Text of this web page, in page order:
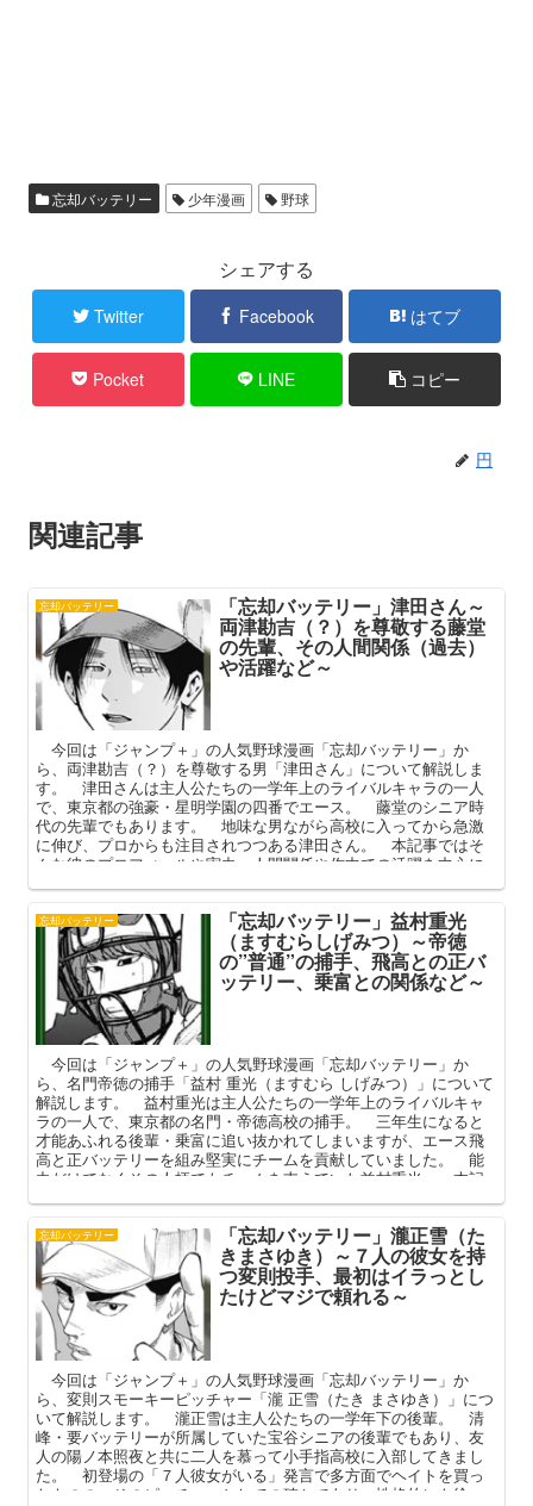
忘却バッテリー 少年漫画 野球
シェアする
Twitter Facebook はてブ
Pocket LINE コピー
円
関連記事
忘却バッテリー 「忘却バッテリー」津田さん～
両津勘吉（？）を尊敬する藤堂
の先輩、その人間関係（過去）
や活躍など～
今回は「ジャンプ＋」の人気野球漫画「忘却バッテリー」か
ら、両津勘吉（？）を尊敬する男「津田さん」について解説しま
す。 津田さんは主人公たちの一学年上のライバルキャラの一人
で、東京都の強豪・星明学園の四番でエース。 藤堂のシニア時
代の先輩でもあります。 地味な男ながら高校に入ってから急激
に伸び、プロからも注目されつつある津田さん。 本記事ではそ
んな彼のプロフィールや実力、人間関係や作中での活躍を中心に
忘却バッテリー 「忘却バッテリー」益村重光
（ますむらしげみつ）～帝徳
の”普通”の捕手、飛高との正バ
ッテリー、乗富との関係など～
今回は「ジャンプ＋」の人気野球漫画「忘却バッテリー」か
ら、名門帝徳の捕手「益村 重光（ますむら しげみつ）」について
解説します。 益村重光は主人公たちの一学年上のライバルキャ
ラの一人で、東京都の名門・帝徳高校の捕手。 三年生になると
才能あふれる後輩・乗富に追い抜かれてしまいますが、エース飛
高と正バッテリーを組み堅実にチームを貢献していました。 能
力だけでなくその人柄でもチームを支えていた益村重光。 本記
忘却バッテリー 「忘却バッテリー」瀧正雪（た
きまさゆき）～７人の彼女を持
つ変則投手、最初はイラっとし
たけどマジで頼れる～
今回は「ジャンプ＋」の人気野球漫画「忘却バッテリー」か
ら、変則スモーキーピッチャー「瀧 正雪（たき まさゆき）」につ
いて解説します。 瀧正雪は主人公たちの一学年下の後輩。 清
峰・要バッテリーが所属していた宝谷シニアの後輩でもあり、友
人の陽ノ本照夜と共に二人を慕って小手指高校に入部してきまし
た。 初登場の「７人彼女がいる」発言で多方面でヘイトを買っ
たものの、そのピッチャーとしての確かであり、性格的にも徐々